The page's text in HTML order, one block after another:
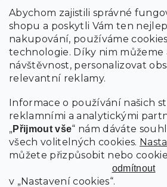
Abychom zajistili správné
shopu a poskytli Vám ten
nakupování, používáme
technologie. Díky nim můžeme
návštěvnost, personalizovat
relevantní reklamy.
Informace o používání našich
reklamními a analytickými
„Přijmout vše“ nám dáváte
všech volitelných cookies.
můžete přizpůsobit nebo
odmítnout
v „Nastavení cookies“.